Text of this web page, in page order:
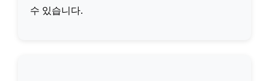
수 있습니다.